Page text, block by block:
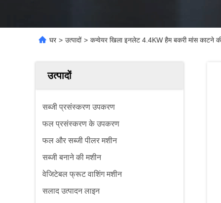
घर > उत्पादों > कन्वेयर खिला इनलेट 4.4KW हैम बकरी मांस काटने
उत्पादों
सब्जी प्रसंस्करण उपकरण
फल प्रसंस्करण के उपकरण
फल और सब्जी पीलर मशीन
सब्जी बनाने की मशीन
वेजिटेबल फ्रूट वाशिंग मशीन
सलाद उत्पादन लाइन